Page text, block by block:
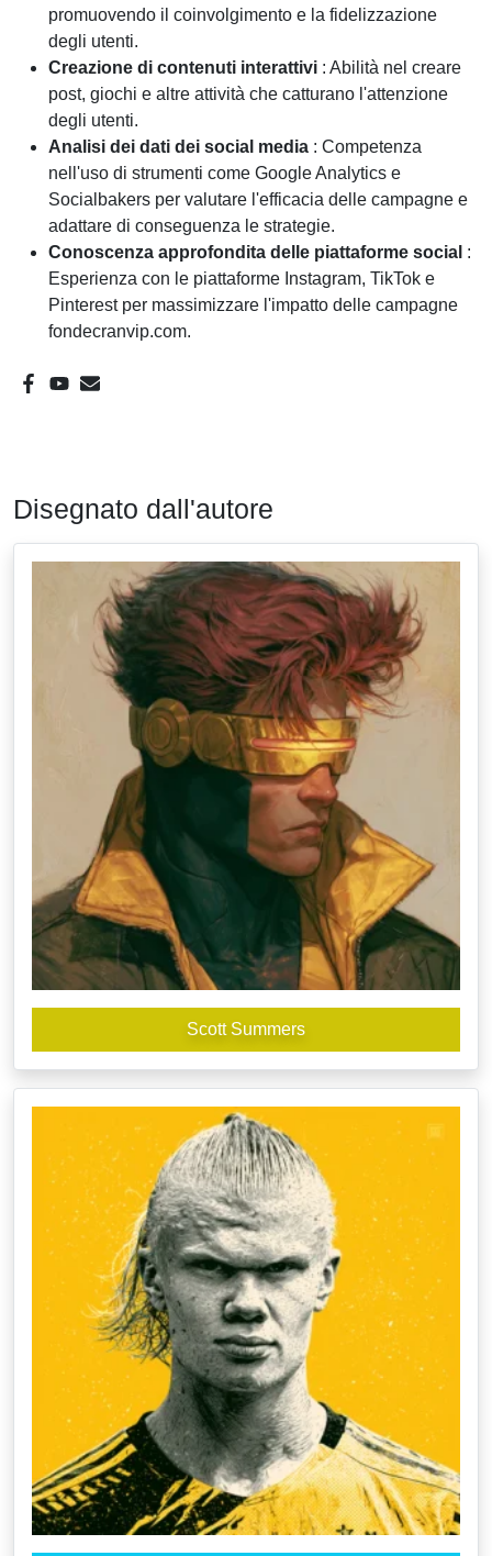
promuovendo il coinvolgimento e la fidelizzazione
degli utenti.
Creazione di contenuti interattivi : Abilità nel creare
post, giochi e altre attività che catturano l'attenzione
degli utenti.
Analisi dei dati dei social media : Competenza
nell'uso di strumenti come Google Analytics e
Socialbakers per valutare l'efficacia delle campagne e
adattare di conseguenza le strategie.
Conoscenza approfondita delle piattaforme social :
Esperienza con le piattaforme Instagram, TikTok e
Pinterest per massimizzare l'impatto delle campagne
fondecranvip.com.
Disegnato dall'autore
Scott Summers